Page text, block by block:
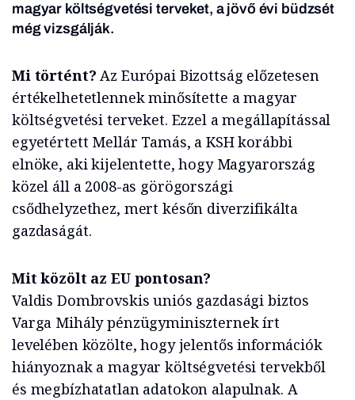
magyar költségvetési terveket, a jövő évi büdzsét
még vizsgálják.
Mi történt? Az Európai Bizottság előzetesen
értékelhetetlennek minősítette a magyar
költségvetési terveket. Ezzel a megállapítással
egyetértett Mellár Tamás, a KSH korábbi
elnöke, aki kijelentette, hogy Magyarország
közel áll a 2008-as görögországi
csődhelyzethez, mert későn diverzifikálta
gazdaságát.
Mit közölt az EU pontosan?
Valdis Dombrovskis uniós gazdasági biztos
Varga Mihály pénzügyminiszternek írt
levelében közölte, hogy jelentős információk
hiányoznak a magyar költségvetési tervekből
és megbízhatatlan adatokon alapulnak. A